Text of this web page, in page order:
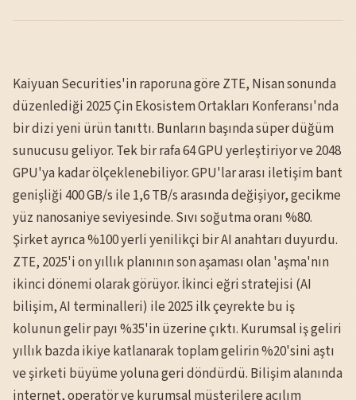
Kaiyuan Securities'in raporuna göre ZTE, Nisan sonunda
düzenlediği 2025 Çin Ekosistem Ortakları Konferansı'nda
bir dizi yeni ürün tanıttı. Bunların başında süper düğüm
sunucusu geliyor. Tek bir rafa 64 GPU yerleştiriyor ve 2048
GPU'ya kadar ölçeklenebiliyor. GPU'lar arası iletişim bant
genişliği 400 GB/s ile 1,6 TB/s arasında değişiyor, gecikme
yüz nanosaniye seviyesinde. Sıvı soğutma oranı %80.
Şirket ayrıca %100 yerli yenilikçi bir AI anahtarı duyurdu.
ZTE, 2025'i on yıllık planının son aşaması olan 'aşma'nın
ikinci dönemi olarak görüyor. İkinci eğri stratejisi (AI
bilişim, AI terminalleri) ile 2025 ilk çeyrekte bu iş
kolunun gelir payı %35'in üzerine çıktı. Kurumsal iş geliri
yıllık bazda ikiye katlanarak toplam gelirin %20'sini aştı
ve şirketi büyüme yoluna geri döndürdü. Bilişim alanında